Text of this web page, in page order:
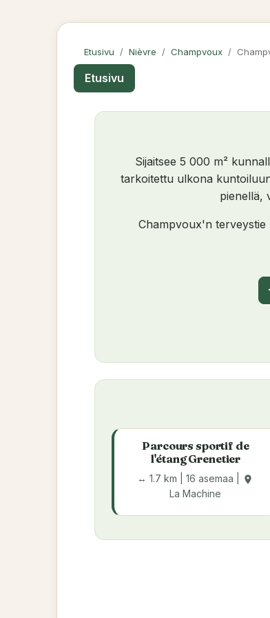
Etusivu Nièvre Champvoux
Etusivu
Sijaitsee 5 000 m²
tarkoitettu ulkona
pienellä,
Champvoux'n
Parcours sportif de
l'étang Grenetier
↔ 1.7 km | 16 asemaa | place
La Machine